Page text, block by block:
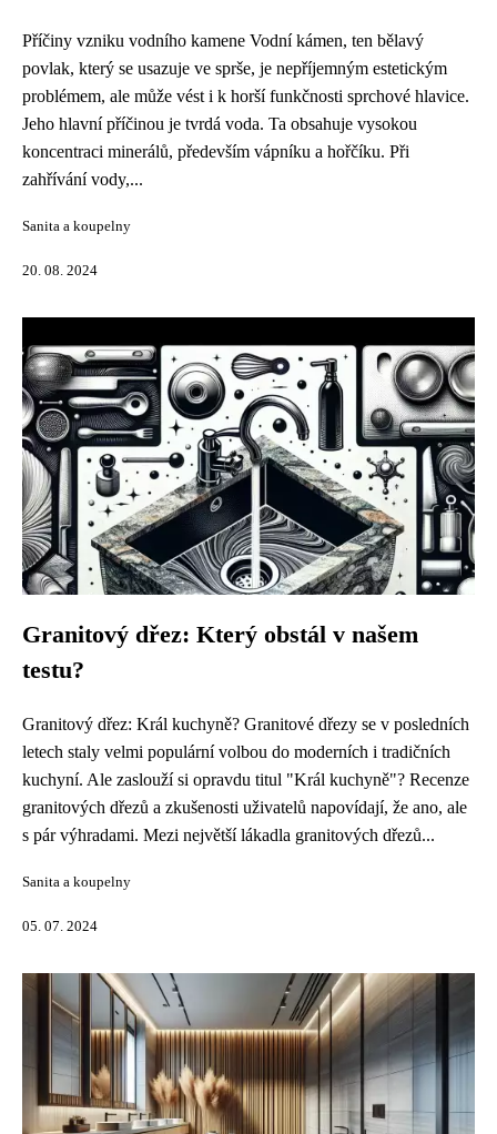
Příčiny vzniku vodního kamene Vodní kámen, ten bělavý
povlak, který se usazuje ve sprše, je nepříjemným estetickým
problémem, ale může vést i k horší funkčnosti sprchové hlavice.
Jeho hlavní příčinou je tvrdá voda. Ta obsahuje vysokou
koncentraci minerálů, především vápníku a hořčíku. Při
zahřívání vody,...
Sanita a koupelny
20. 08. 2024
Granitový dřez: Který obstál v našem
testu?
Granitový dřez: Král kuchyně? Granitové dřezy se v posledních
letech staly velmi populární volbou do moderních i tradičních
kuchyní. Ale zaslouží si opravdu titul "Král kuchyně"? Recenze
granitových dřezů a zkušenosti uživatelů napovídají, že ano, ale
s pár výhradami. Mezi největší lákadla granitových dřezů...
Sanita a koupelny
05. 07. 2024